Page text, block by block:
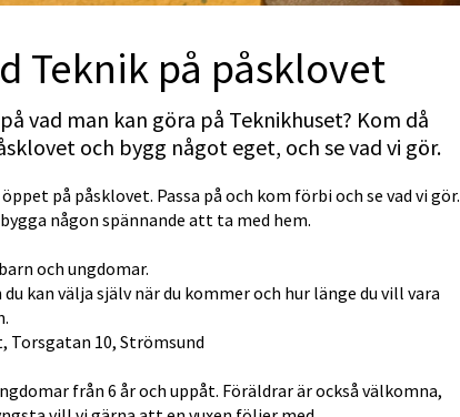
Teknik på påsklovet
vad man kan göra på Teknikhuset? Kom då
och bygg något eget, och se vad vi gör.
på påsklovet. Passa på och kom förbi och se vad vi gör.
någon spännande att ta med hem.
och ungdomar.
kan välja själv när du kommer och hur länge du vill vara
Torsgatan 10, Strömsund
från 6 år och uppåt. Föräldrar är också välkomna,